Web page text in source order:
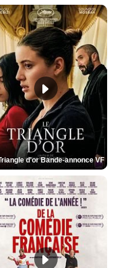
d'or Bande-annonce VF